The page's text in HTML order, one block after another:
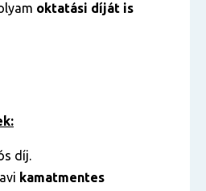
oktatási díját is
díj.
kamatmentes